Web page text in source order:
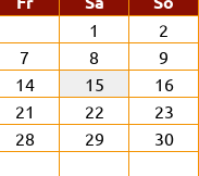
1
2
7 8
9
14 15
16
21 22
23
28 29
30